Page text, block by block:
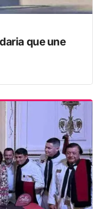
que une